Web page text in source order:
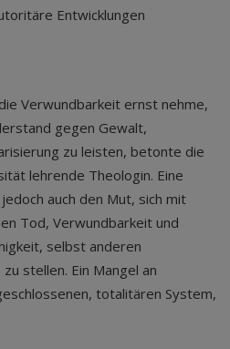
Entwicklungen
Verwundbarkeit ernst nehme,
gegen Gewalt,
zu leisten, betonte die
lehrende Theologin. Eine
auch den Mut, sich mit
Tod, Verwundbarkeit und
selbst anderen
stellen. Ein Mangel an
totalitären System,